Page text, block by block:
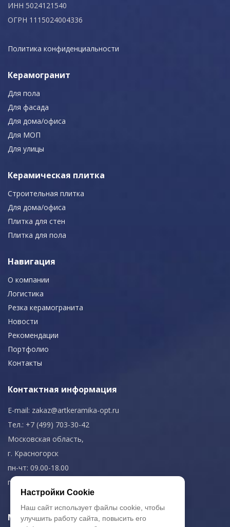
ИНН 5024121540
ОГРН 1115024004336
Политика конфиденциальности
Керамогранит
Для пола
Для фасада
Для дома/офиса
Для МОП
Для улицы
Керамическая плитка
Строительная плитка
Для дома/офиса
Плитка для стен
Плитка для пола
Навигация
О компании
Логистика
Резка керамогранита
Новости
Рекомендации
Портфолио
Контакты
Контактная информация
E-mail: zakaz@artkeramika-opt.ru
Тел.: +7 (499) 703-30-42
Московская область,
г. Красногорск
пн-чт: 09.00-18.00
пт: 09.00-17.00
Мы в соц. сетях
Настройки Cookie
Наш сайт использует файлы cookie, чтобы
улучшить работу сайта, повысить его